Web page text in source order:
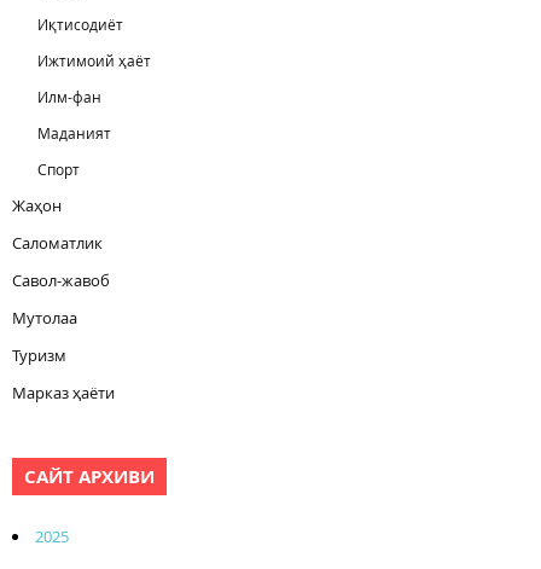
Иқтисодиёт
Ижтимоий ҳаёт
Илм-фан
Маданият
Спорт
Жаҳон
Саломатлик
Савол-жавоб
Мутолаа
Туризм
Марказ ҳаёти
САЙТ АРХИВИ
2025